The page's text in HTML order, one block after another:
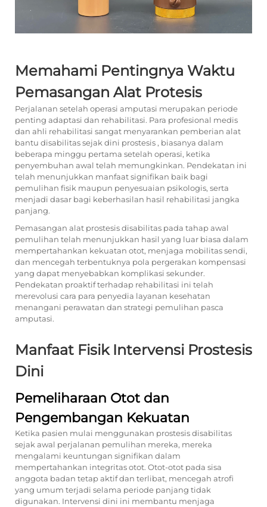
Memahami Pentingnya Waktu
Pemasangan Alat Protesis
Perjalanan setelah operasi amputasi merupakan periode
penting adaptasi dan rehabilitasi. Para profesional medis
dan ahli rehabilitasi sangat menyarankan pemberian alat
bantu disabilitas sejak dini prostesis , biasanya dalam
beberapa minggu pertama setelah operasi, ketika
penyembuhan awal telah memungkinkan. Pendekatan ini
telah menunjukkan manfaat signifikan baik bagi
pemulihan fisik maupun penyesuaian psikologis, serta
menjadi dasar bagi keberhasilan hasil rehabilitasi jangka
panjang.
Pemasangan alat prostesis disabilitas pada tahap awal
pemulihan telah menunjukkan hasil yang luar biasa dalam
mempertahankan kekuatan otot, menjaga mobilitas sendi,
dan mencegah terbentuknya pola pergerakan kompensasi
yang dapat menyebabkan komplikasi sekunder.
Pendekatan proaktif terhadap rehabilitasi ini telah
merevolusi cara para penyedia layanan kesehatan
menangani perawatan dan strategi pemulihan pasca
amputasi.
Manfaat Fisik Intervensi Prostesis
Dini
Pemeliharaan Otot dan
Pengembangan Kekuatan
Ketika pasien mulai menggunakan prostesis disabilitas
sejak awal perjalanan pemulihan mereka, mereka
mengalami keuntungan signifikan dalam
mempertahankan integritas otot. Otot-otot pada sisa
anggota badan tetap aktif dan terlibat, mencegah atrofi
yang umum terjadi selama periode panjang tidak
digunakan. Intervensi dini ini membantu menjaga